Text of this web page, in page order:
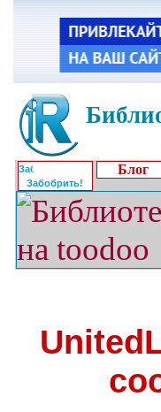
Забобрить!
Блог